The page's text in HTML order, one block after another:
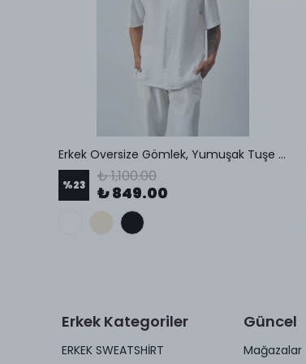
Erkek Oversize Gömlek, Yumuşak Tuşe Kumaş, Küba Yaka, Kısa Kollu Gömlek
%23 ₺ 1,100.00
₺ 849.00
Erkek Kategoriler
ERKEK SWEATSHİRT
Güncel
Mağazalar